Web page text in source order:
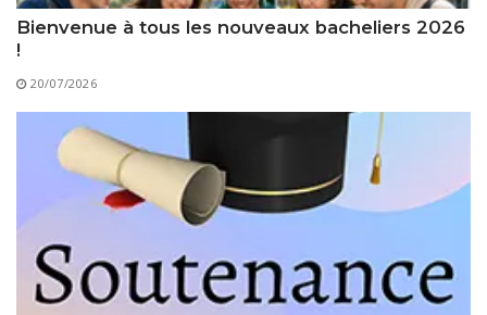
Classes Préparatoires
Diplômes
Imprimés des œuvres Sociales
Imprimes de post graduation
Charte de Déontologie et D’éthique Universitaires
Bienvenue à tous les nouveaux bacheliers 2026
!
20/07/2026